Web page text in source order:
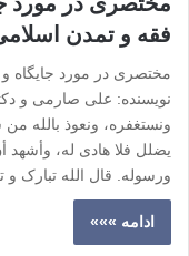
فقه و تمدن
مختصری در مورد جایگاه
نویسنده: علی صارمی و
ونستغفره، ونعوذ بالله
یضلل فلا هادی له، وأشهد
ورسوله. قال الله تبارک و
ادامه »»»